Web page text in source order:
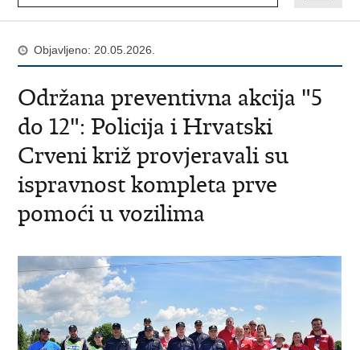
Objavljeno: 20.05.2026.
Održana preventivna akcija "5
do 12": Policija i Hrvatski
Crveni križ provjeravali su
ispravnost kompleta prve
pomoći u vozilima